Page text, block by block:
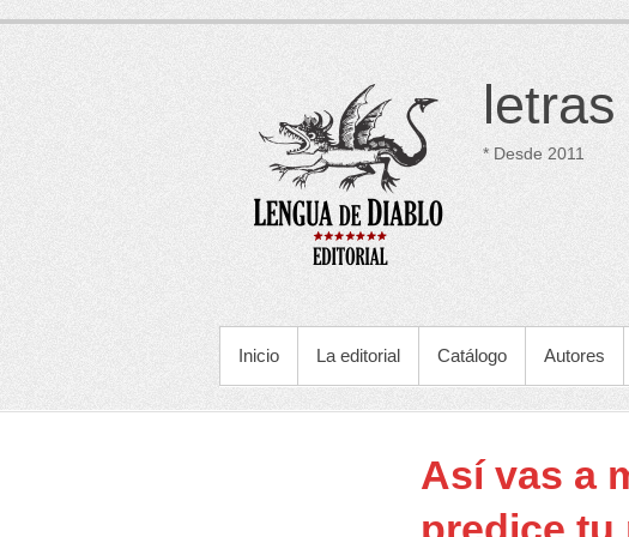
contenido
* Desde 2011
MENÚ PRINCIPAL
Inicio La editorial Catálogo Autores
Así vas a